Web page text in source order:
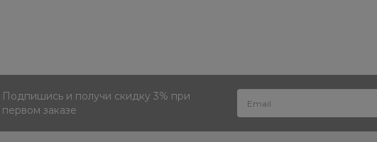
Подпишись и получи скидку 3% при
первом заказе